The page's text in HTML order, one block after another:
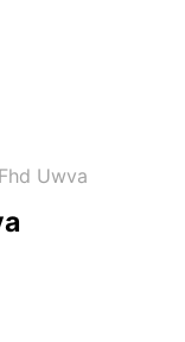
Uwva